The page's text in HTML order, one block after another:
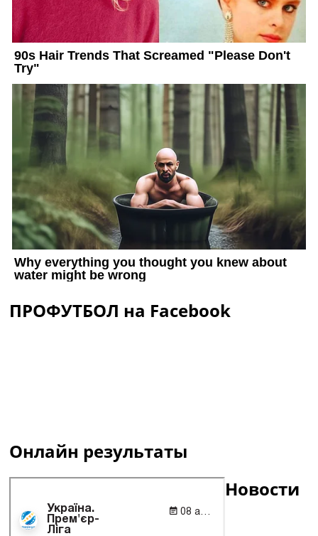
ПРОФУТБОЛ на Facebook
Онлайн результаты
Новости